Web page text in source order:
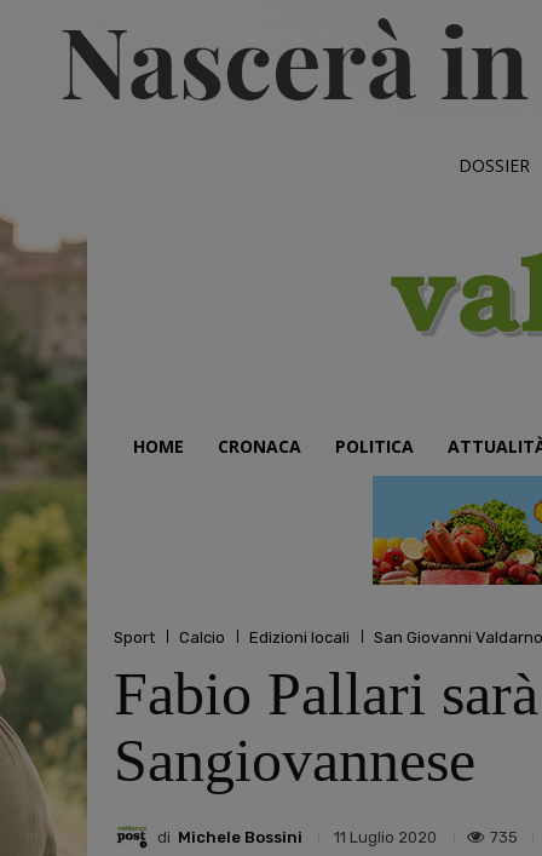
DOSSIER
HOME CRONACA POLITICA
Sport Calcio Edizioni locali San Giovanni Valdarno
Fabio Pallari
Sangiovannese
di Michele Bossini 11 Luglio 2020 735